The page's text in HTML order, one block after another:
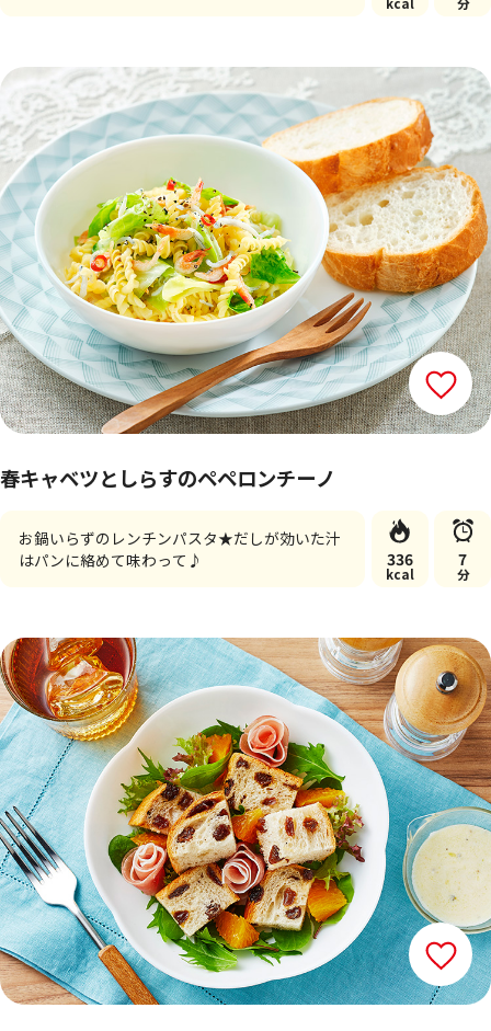
春キャベツとしらすのペペロンチーノ
お鍋いらずのレンチンパスタ★だしが効いた汁
はパンに絡めて味わって♪
336
kcal
7
分